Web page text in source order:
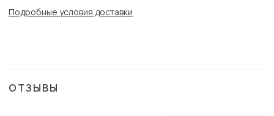
Подробные условия доставки
ОТЗЫВЫ